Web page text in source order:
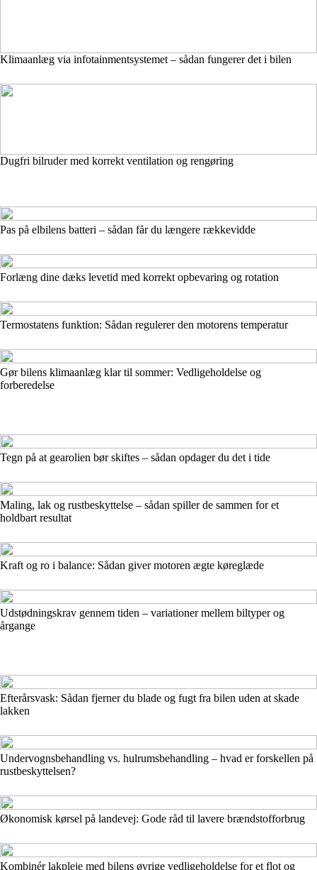
Klimaanlæg via infotainmentsystemet – sådan fungerer det i bilen
Dugfri bilruder med korrekt ventilation og rengøring
Pas på elbilens batteri – sådan får du længere rækkevidde
Forlæng dine dæks levetid med korrekt opbevaring og rotation
Termostatens funktion: Sådan regulerer den motorens temperatur
Gør bilens klimaanlæg klar til sommer: Vedligeholdelse og
forberedelse
Tegn på at gearolien bør skiftes – sådan opdager du det i tide
Maling, lak og rustbeskyttelse – sådan spiller de sammen for et
holdbart resultat
Kraft og ro i balance: Sådan giver motoren ægte køreglæde
Udstødningskrav gennem tiden – variationer mellem biltyper og
årgange
Efterårsvask: Sådan fjerner du blade og fugt fra bilen uden at skade
lakken
Undervognsbehandling vs. hulrumsbehandling – hvad er forskellen på
rustbeskyttelsen?
Økonomisk kørsel på landevej: Gode råd til lavere brændstofforbrug
Kombinér lakpleje med bilens øvrige vedligeholdelse for et flot og